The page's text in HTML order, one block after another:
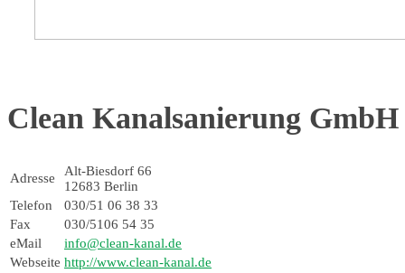
Clean Kanalsanierung GmbH
Adresse
Alt-Biesdorf 66
12683 Berlin
Telefon
030/51 06 38 33
Fax
030/5106 54 35
eMail
info@clean-kanal.de
Webseite http://www.clean-kanal.de